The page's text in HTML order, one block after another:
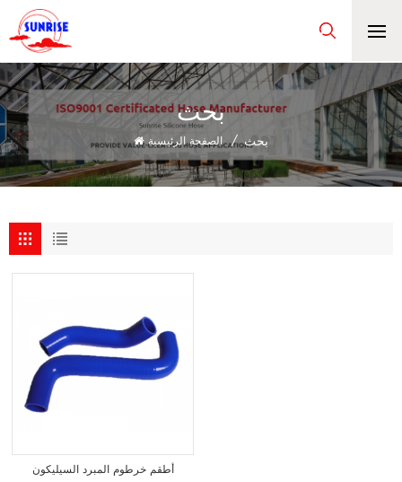
بحث
الصفحة الرئيسية / بحث
أطقم خرطوم المبرد السيليكون